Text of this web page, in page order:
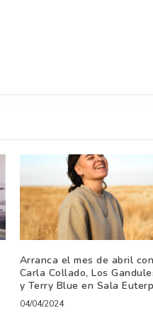
Arranca el mes de abril con
Carla Collado, Los
y Terry Blue en Sala
04/04/2024